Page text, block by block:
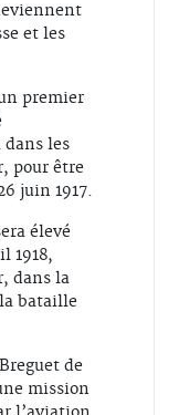
et les
premier
dans les
pour être
juin 1917.
élevé
1918,
dans la
bataille
de
mission